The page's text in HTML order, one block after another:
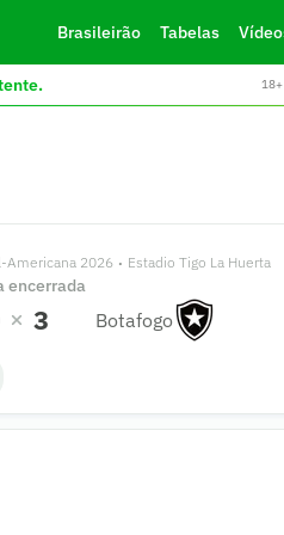
Brasileirão Tabelas
Americana 2026 • Estadio Tigo La Huerta
encerrada
3 Botafogo